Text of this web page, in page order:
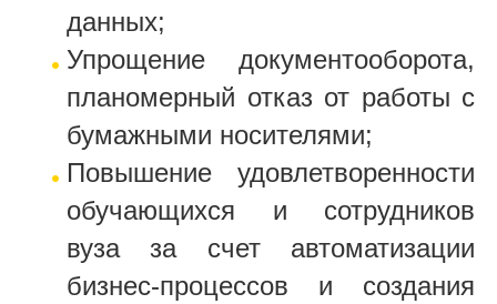
данных;
Упрощение документооборота,
планомерный отказ от работы с
бумажными носителями;
Повышение удовлетворенности
обучающихся и сотрудников
вуза за счет автоматизации
бизнес-процессов и создания